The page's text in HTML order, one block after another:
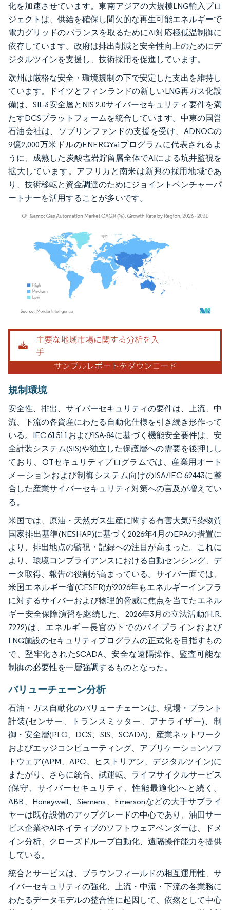
化を加速させています。東南アジアの大規模LNG輸入プロ
ジェクトは、供給を確保し間欠的な再生可能エネルギーで
電力グリッドのバランスを取るためにAI対応極低温制御に
依存しています。政府は排出削減と安全性向上のためにデ
ジタルツインを支援し、技術採用を促進しています。
欧州は厳格な安全・環境規制の下で安定した支出を維持し
ています。ドイツとフィンランドの新しいLNG再ガス化設
備は、SIL-3安全層とNIS 2.0サイバーセキュリティ要件を満
たすDCSプラットフォームを統合しています。中東の国営
石油会社は、ソブリンファンドの支援を受け、ADNOCの
9億2,000万米ドルのENERGYaiプログラムに代表されるよ
うに、成熟した炭酸塩岩貯留層全体でAIによる坑井監視を
拡大しています。アフリカと南米は新興の採用地域であ
り、技術移転と資金調達のためにジョイントベンチャーパ
ートナーを活用することが多いです。
画像 © Mordor Intelligence。再利用にはCC BY 4.0の表示が必要です。
規制環境
安全性、排出、サイバーセキュリティの要件は、上流、中
流、下流の各資産にわたる自動化仕様を引き続き形作って
いる。IEC 61511およびISA-84に基づく機能安全要件は、安
全計装システム(SIS)や独立した保護層への需要を後押しし
ており、OTセキュリティプログラムでは、産業用オート
メーションおよび制御システム向けのISA/IEC 62443に整
合した産業サイバーセキュリティ対策への言及が増えてい
る。
米国では、原油・天然ガス生産に関する有害大気汚染物質
国家排出基準(NESHAP)に基づく2026年4月のEPAの措置に
より、排出地点の監視・記録への注目が高まった。これに
より、環境コンプライアンスにおける自動センシング、デ
ータ取得、報告の役割が高まっている。サイバー面では、
米国エネルギー省(CESER)が2026年もエネルギーインフラ
に対するサイバーおよび物理的脅威に焦点を当てたエネル
ギー安全保障演習を継続した。2026年3月の立法活動(H.R.
7272)は、エネルギー長官の下でのパイプラインおよび
LNG施設のセキュリティプログラムの正式化を目指すもの
で、堅牢化されたSCADA、安全な遠隔操作、監査可能な
制御の必要性を一層強調するものとなった。
バリューチェーン分析
石油・ガス自動化のバリューチェーンは、現場・プラント
計装(センサー、トランスミッター、アナライザー)、制
御・安全層(PLC、DCS、SIS、SCADA)、産業ネットワーク
およびエッジコンピューティング、アプリケーションソフ
トウェア(APM、APC、ヒストリアン、デジタルツイン)に
またがり、さらに統合、試運転、ライフサイクルサービス
(保守、サイバーセキュリティ、性能最適化)へと続く。
ABB、Honeywell、Siemens、Emersonなどの大手サプライ
ヤーは既存設備のアップグレードの中心であり、油田サー
ビス企業やAIネイティブのソフトウェアベンダーは、ドメ
イン分析、クローズドループ自動化、遠隔操作能力を提供
している。
統合とサービスは、ブラウンフィールドの相互運用性、サ
イバーセキュリティの強化、上流・中流・下流の各業務に
わたるデータモデルの整合性に起因して、依然として中心